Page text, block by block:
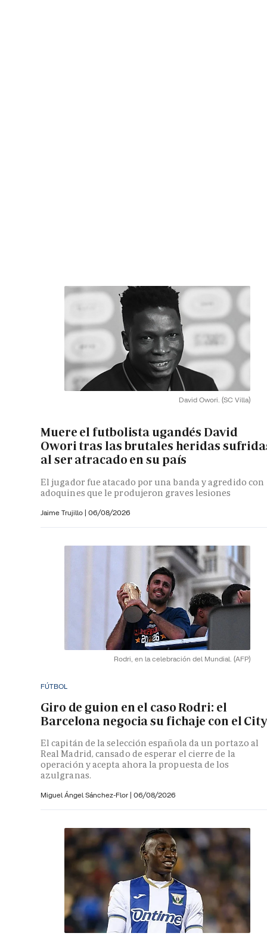
David Owori. (SC Villa)
Muere el futbolista ugandés David
Owori tras las brutales heridas
al ser atracado en su país
El jugador fue atacado por una banda y agredido con
adoquines que le produjeron graves lesiones
Jaime Trujillo | 06/08/2026
Rodri, en la celebración del Mundial. (AFP)
FÚTBOL
Giro de guion en el caso Rodri: el
Barcelona negocia su fichaje con el City
El capitán de la selección española da un portazo al
Real Madrid, cansado de esperar el cierre de la
operación y acepta ahora la propuesta de los
azulgranas.
Miguel Ángel Sánchez-Flor | 06/08/2026